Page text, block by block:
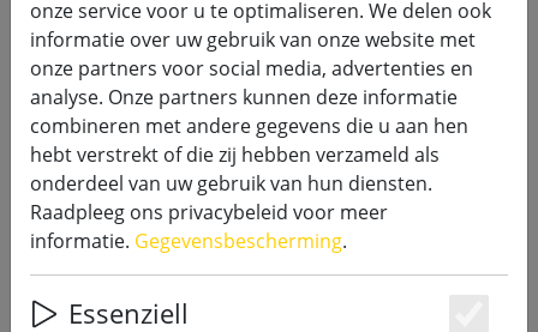
Home Accessoires
Sirius DecoPower batterij AAAA 6
stuks
26% DISCOUNT
onze service voor u te optimaliseren. We delen ook
informatie over uw gebruik van onze website met
onze partners voor social media, advertenties en
analyse. Onze partners kunnen deze informatie
combineren met andere gegevens die u aan hen
hebt verstrekt of die zij hebben verzameld als
onderdeel van uw gebruik van hun diensten.
Raadpleeg ons privacybeleid voor meer
informatie. Gegevensbescherming.
Essenziell